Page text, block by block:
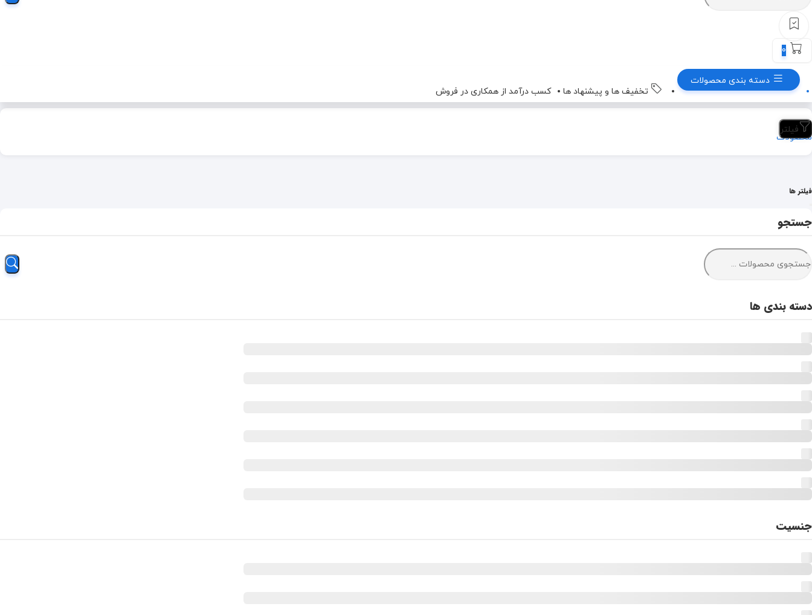
0
دسته بندی محصولات
تخفیف ها و پیشنهاد ها
کسب درآمد از همکاری در فروش
خانه
محصولات
فیلتر
فیلتر ها
جستجو
دسته بندی ها
جنسیت